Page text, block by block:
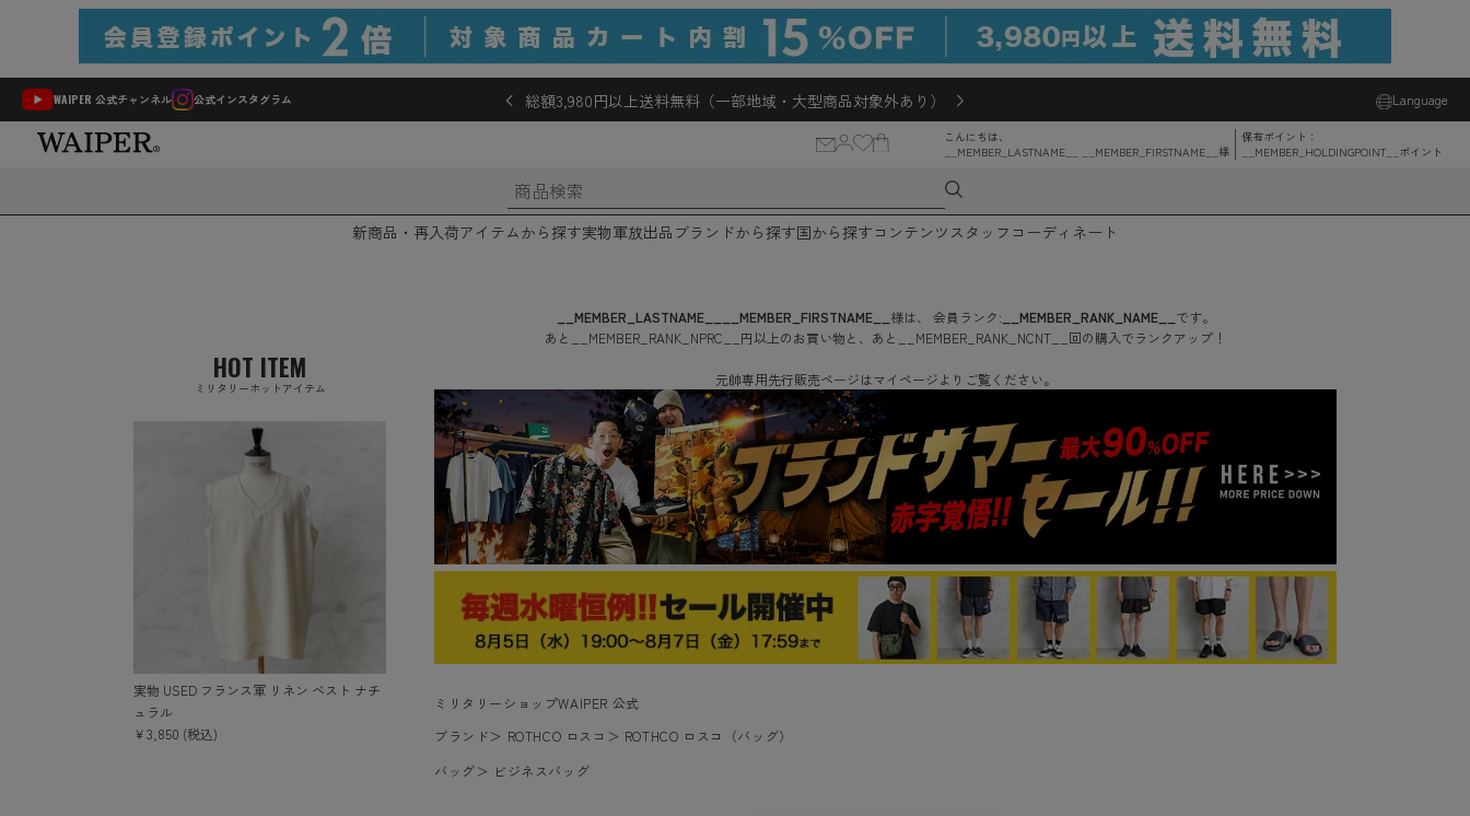
WAIPER 公式チャンネル 公式インスタグラム 総額3,980円以上送料無料（一部地域・大型商品対象外あり） Language
こんにちは、
__MEMBER_LASTNAME__ __MEMBER_FIRSTNAME__ 様
保有ポイント：
__MEMBER_HOLDINGPOINT__
ポイント
新商品・再入荷アイテムから探す実物軍放出品 ブランドから探す国から探す コンテンツ スタッフコーディネート
__MEMBER_LASTNAME__ __MEMBER_FIRSTNAME__ 様は、 会員ランク: __MEMBER_RANK_NAME__ です。
あと
__MEMBER_RANK_NPRC__ 円以上のお買い物と、あと __MEMBER_RANK_NCNT__ 回の購入でランクアップ！
元帥専用先行販売ページはマイページよりご覧ください。
ミリタリーショップWAIPER 公式
ブランド＞ ROTHCO ロスコ ＞ ROTHCO ロスコ（バッグ）
バッグ＞ ビジネスバッグ
HOT ITEM
ミリタリーホットアイテム
実物 USED フランス軍 リネン ベスト ナチ
ュラル
￥3,850 (税込)